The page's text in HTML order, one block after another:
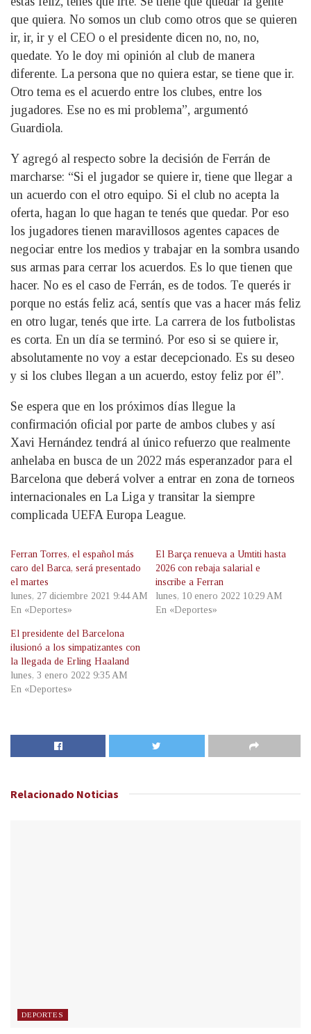
que quiera. No somos un club como otros que se quieren
ir, ir, ir y el CEO o el presidente dicen no, no, no,
quedate. Yo le doy mi opinión al club de manera
diferente. La persona que no quiera estar, se tiene que ir.
Otro tema es el acuerdo entre los clubes, entre los
jugadores. Ese no es mi problema”, argumentó
Guardiola.
Y agregó al respecto sobre la decisión de Ferrán de
marcharse: “Si el jugador se quiere ir, tiene que llegar a
un acuerdo con el otro equipo. Si el club no acepta la
oferta, hagan lo que hagan te tenés que quedar. Por eso
los jugadores tienen maravillosos agentes capaces de
negociar entre los medios y trabajar en la sombra usando
sus armas para cerrar los acuerdos. Es lo que tienen que
hacer. No es el caso de Ferrán, es de todos. Te querés ir
porque no estás feliz acá, sentís que vas a hacer más feliz
en otro lugar, tenés que irte. La carrera de los futbolistas
es corta. En un día se terminó. Por eso si se quiere ir,
absolutamente no voy a estar decepcionado. Es su deseo
y si los clubes llegan a un acuerdo, estoy feliz por él”.
Se espera que en los próximos días llegue la
confirmación oficial por parte de ambos clubes y así
Xavi Hernández tendrá al único refuerzo que realmente
anhelaba en busca de un 2022 más esperanzador para el
Barcelona que deberá volver a entrar en zona de torneos
internacionales en La Liga y transitar la siempre
complicada UEFA Europa League.
Ferran Torres, el español más
caro del Barca, será presentado
el martes
lunes, 27 diciembre 2021 9:44 AM
En «Deportes»
El Barça renueva a Umtiti hasta
2026 con rebaja salarial e
inscribe a Ferran
lunes, 10 enero 2022 10:29 AM
En «Deportes»
El presidente del Barcelona
ilusionó a los simpatizantes con
la llegada de Erling Haaland
lunes, 3 enero 2022 9:35 AM
En «Deportes»
Relacionado Noticias
DEPORTES